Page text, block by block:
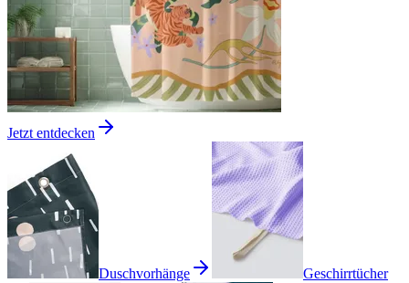
Jetzt entdecken
Duschvorhänge Geschirrtücher